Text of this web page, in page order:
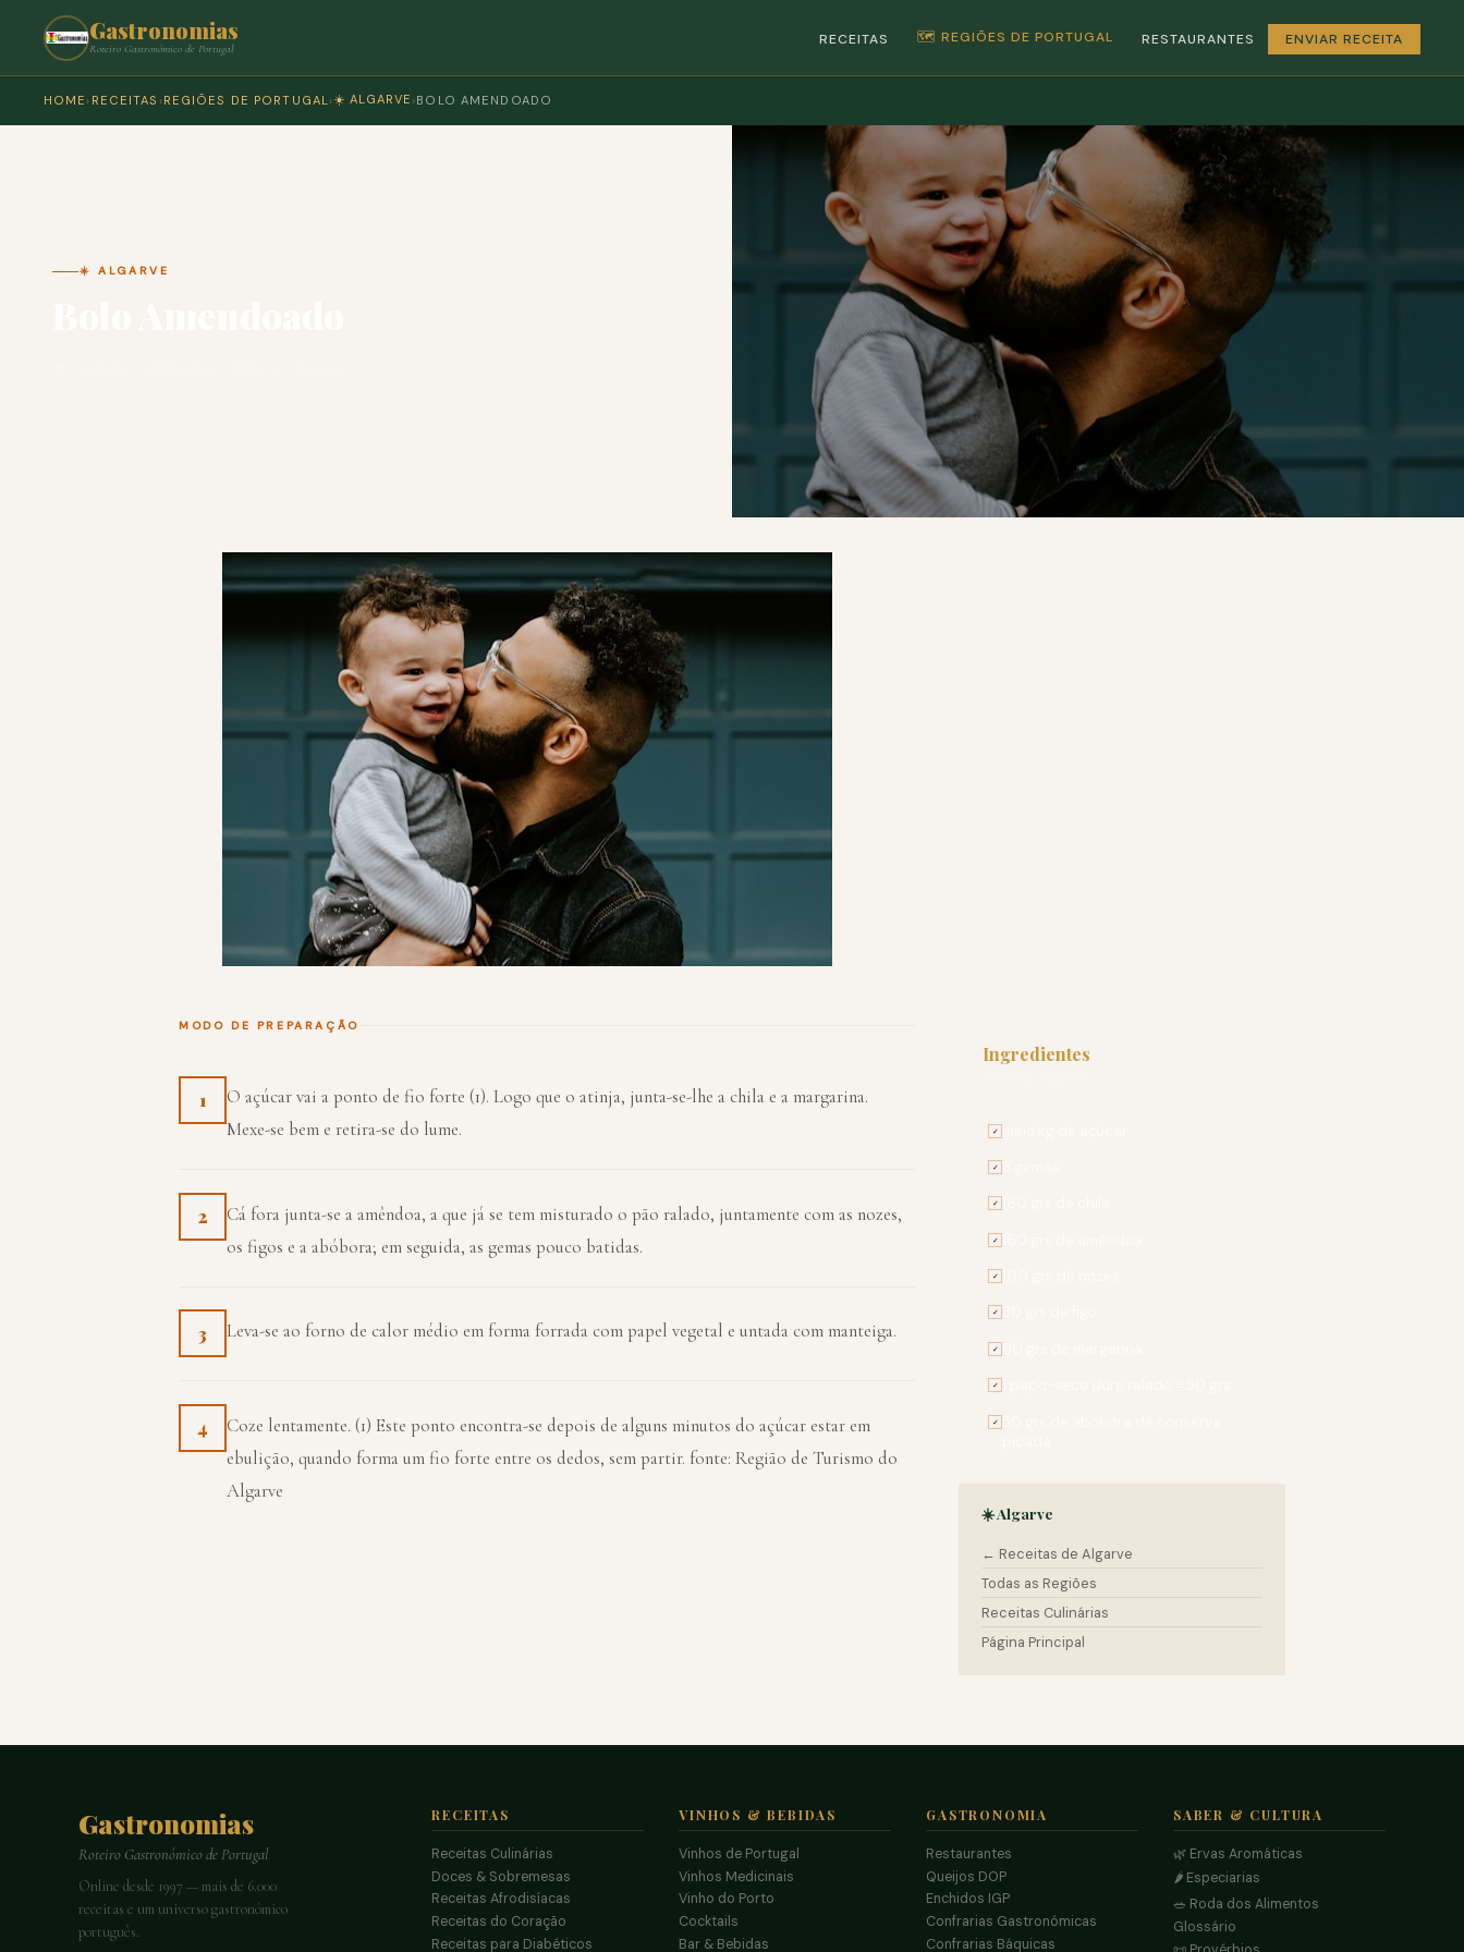
Gastronomias
Roteiro Gastronómico de Portugal
RECEITAS 🗺️ REGIÕES DE PORTUGAL RESTAURANTES ENVIAR RECEITA
HOME › RECEITAS › REGIÕES DE PORTUGAL› ☀️ ALGARVE › BOLO AMENDOADO
☀️ ALGARVE
MODO DE PREPARAÇÃO
1
O açúcar vai a ponto de fio forte (1). Logo que o atinja, junta-se-lhe a chila e a margarina.
Mexe-se bem e retira-se do lume.
2
Cá fora junta-se a amêndoa, a que já se tem misturado o pão ralado, juntamente com as nozes,
os figos e a abóbora; em seguida, as gemas pouco batidas.
3 Leva-se ao forno de calor médio em forma forrada com papel vegetal e untada com manteiga.
4
Coze lentamente. (1) Este ponto encontra-se depois de alguns minutos do açúcar estar em
ebulição, quando forma um fio forte entre os dedos, sem partir. fonte: Região de Turismo do
Algarve
Ingredientes
✓
✓
✓
✓
✓
✓
✓
✓
✓
☀️ Algarve
← Receitas de Algarve
Todas as Regiões
Receitas Culinárias
Página Principal
Gastronomias
Roteiro Gastronómico de Portugal
Online desde 1997 — mais de 6.000
receitas e um universo gastronómico
português.
RECEITAS
Receitas Culinárias
Doces & Sobremesas
Receitas Afrodisíacas
Receitas do Coração
Receitas para Diabéticos
VINHOS & BEBIDAS
Vinhos de Portugal
Vinhos Medicinais
Vinho do Porto
Cocktails
Bar & Bebidas
GASTRONOMIA
Restaurantes
Queijos DOP
Enchidos IGP
Confrarias Gastronómicas
Confrarias Báquicas
SABER & CULTURA
🌿 Ervas Aromáticas
🌶️ Especiarias
🥗 Roda dos Alimentos
Glossário